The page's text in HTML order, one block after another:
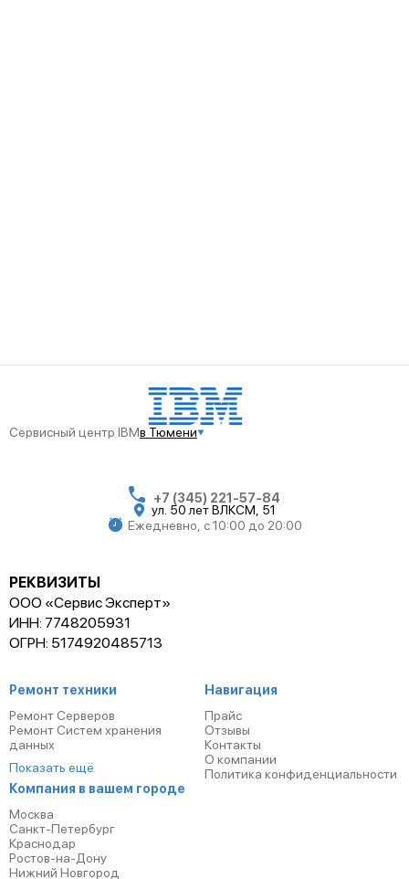
Сервисный центр IBMв Тюмени
+7 (345) 221-57-84
ул. 50 лет ВЛКСМ, 51
Ежедневно, с 10:00 до 20:00
РЕКВИЗИТЫ
ООО «Сервис Эксперт»
ИНН: 7748205931
ОГРН: 5174920485713
Ремонт техники
Ремонт Серверов
Ремонт Систем хранения
данных
Показать ещё
Компания в вашем городе
Москва
Санкт-Петербург
Краснодар
Ростов-на-Дону
Нижний Новгород
Навигация
Прайс
Отзывы
Контакты
О компании
Политика конфиденциальности